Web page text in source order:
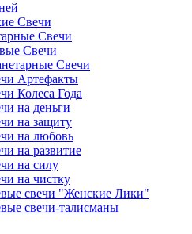
Свечи
Свечи
Свечи
Свечи
Артефакты
Колеса Года
на деньги
на защиту
на любовь
на развитие
на силу
на чистку
свечи "Женские Лики"
свечи-талисманы